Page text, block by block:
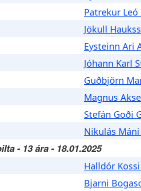
Patrekur
Jökull
Eysteinn Ari
Jóhann Karl
Guðbjörn
Magnus
Stefán Goði
Nikulás
- 13 ára - 18.01.2025
Halldór
Bjarni